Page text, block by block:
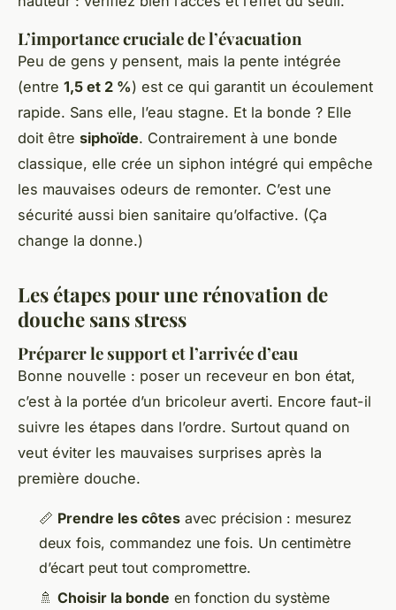
L’importance cruciale de l’évacuation
Peu de gens y pensent, mais la pente intégrée
(entre 1,5 et 2 %) est ce qui garantit un écoulement
rapide. Sans elle, l’eau stagne. Et la bonde ? Elle
doit être siphoïde. Contrairement à une bonde
classique, elle crée un siphon intégré qui empêche
les mauvaises odeurs de remonter. C’est une
sécurité aussi bien sanitaire qu’olfactive. (Ça
change la donne.)
Les étapes pour une rénovation de
douche sans stress
Préparer le support et l’arrivée d’eau
Bonne nouvelle : poser un receveur en bon état,
c’est à la portée d’un bricoleur averti. Encore faut-il
suivre les étapes dans l’ordre. Surtout quand on
veut éviter les mauvaises surprises après la
première douche.
📏 Prendre les côtes avec précision : mesurez
deux fois, commandez une fois. Un centimètre
d’écart peut tout compromettre.
🚿 Choisir la bonde en fonction du système